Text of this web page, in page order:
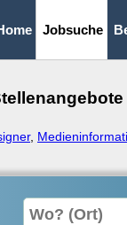
Jobsuche
,